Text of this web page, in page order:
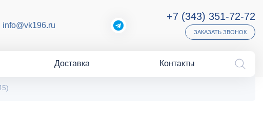
info@vk196.ru
+7 (343) 351-72-72
ЗАКАЗАТЬ ЗВОНОК
Доставка Контакты